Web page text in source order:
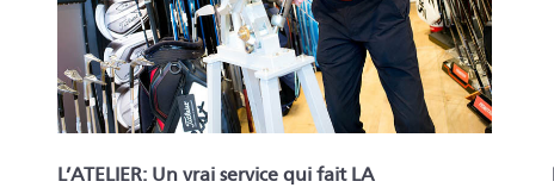
L’ATELIER: Un vrai service qui fait LA